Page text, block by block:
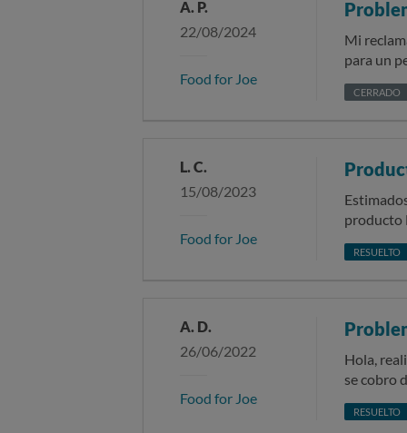
cosa mia
vendido
marca y
por ella al precio de su producto.
SOLICITO que se
A. P.
22/08/2024
Food for Joe
Mi
para un
final
consumir
mandarlo
el cliente
pedido.
CERRADO
L. C.
15/08/2023
Food for Joe
producto
señalada
en Puerta
DIA
trabajo
de mi
sino a
RESUELTO
A. D.
26/06/2022
Food for Joe
Hola,
se cobro
caso, el
RESUELTO